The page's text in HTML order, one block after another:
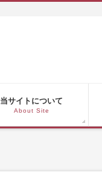
当サイトについて
About Site